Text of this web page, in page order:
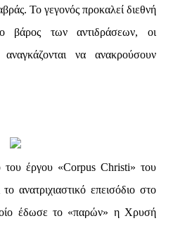
Το γεγονός προκαλεί διεθνή
βάρος των αντιδράσεων, οι
να ανακρούσουν
έργου «Corpus Christi» του
ανατριχιαστικό επεισόδιο στο
έδωσε το «παρών» η Χρυσή